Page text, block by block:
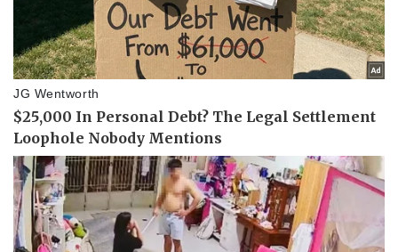
Tư vấn luật
Phân tích